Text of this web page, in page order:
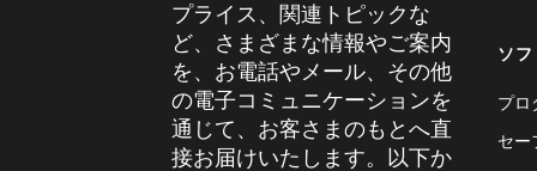
プライス、関連トピックな
ど、さまざまな情報やご案内
を、お電話やメール、その他
の電子コミュニケーションを
通じて、お客さまのもとへ直
接お届けいたします。以下か
ソ
プロ
セー